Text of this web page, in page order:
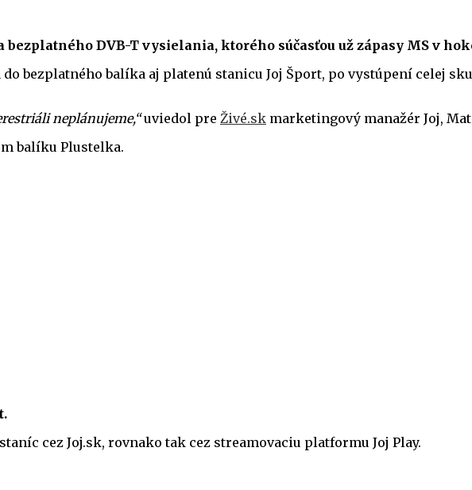
DVB-T vysielania, ktorého súčasťou už zápasy MS v
bezplatného balíka aj platenú stanicu Joj Šport, po vystúpení celej
neplánujeme,“uviedol pre Živé.sk marketingový manažér Joj,
balíku Plustelka.
cez Joj.sk, rovnako tak cez streamovaciu platformu Joj Play.